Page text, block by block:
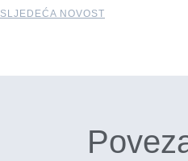
SLJEDEĆA NOVOST